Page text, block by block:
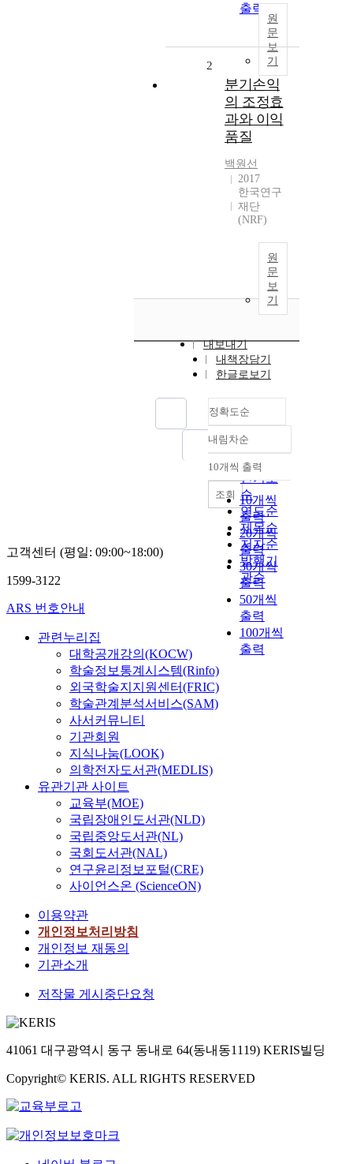
출력
원
문
보
기
2
분기손익
의 조정효
과와 이익
품질
백원선
2017
한국연구
재단
(NRF)
원
문
보
기
내보내기
내책장담기
한글로보기
정확도순
정확도
순
인기도
순
연도순
제목순
저자순
발행기
관순
내림차순
내림차순
10개씩 출력
10개씩
출력
20개씩
출력
30개씩
출력
50개씩
출력
100개씩
출력
조회
고객센터 (평일: 09:00~18:00)
1599-3122
ARS 번호안내
관련누리집
대학공개강의(KOCW)
학술정보통계시스템(Rinfo)
외국학술지지원센터(FRIC)
학술관계분석서비스(SAM)
사서커뮤니티
기관회원
지식나눔(LOOK)
의학전자도서관(MEDLIS)
유관기관 사이트
교육부(MOE)
국립장애인도서관(NLD)
국립중앙도서관(NL)
국회도서관(NAL)
연구윤리정보포털(CRE)
사이언스온 (ScienceON)
이용약관
개인정보처리방침
개인정보 재동의
기관소개
저작물 게시중단요청
41061 대구광역시 동구 동내로 64(동내동1119) KERIS빌딩
Copyright© KERIS. ALL RIGHTS RESERVED